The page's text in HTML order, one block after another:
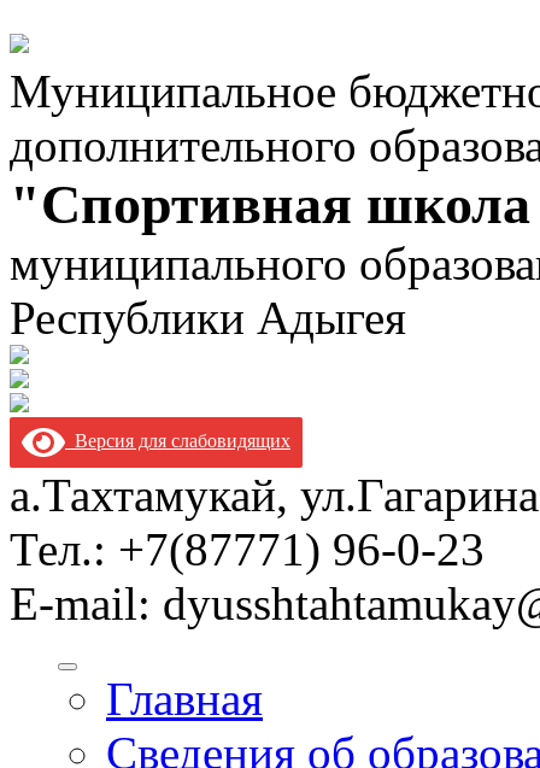
Муниципальное
дополнительного
"Спортивная
муниципального
Республики Адыгея
Версия для слабовидящих
а.Тахтамукай,
Тел.: +7(87771) 96-0-23
E-mail:
Главная
Сведения об